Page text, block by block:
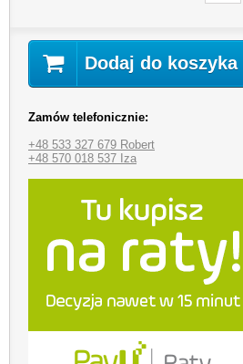
Dodaj do koszyka
Zamów telefonicznie:
+48 533 327 679 Robert
+48 570 018 537 Iza